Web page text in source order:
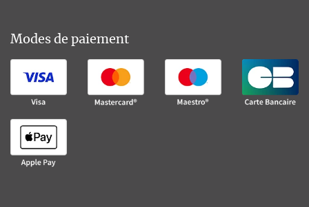
Modes de paiement